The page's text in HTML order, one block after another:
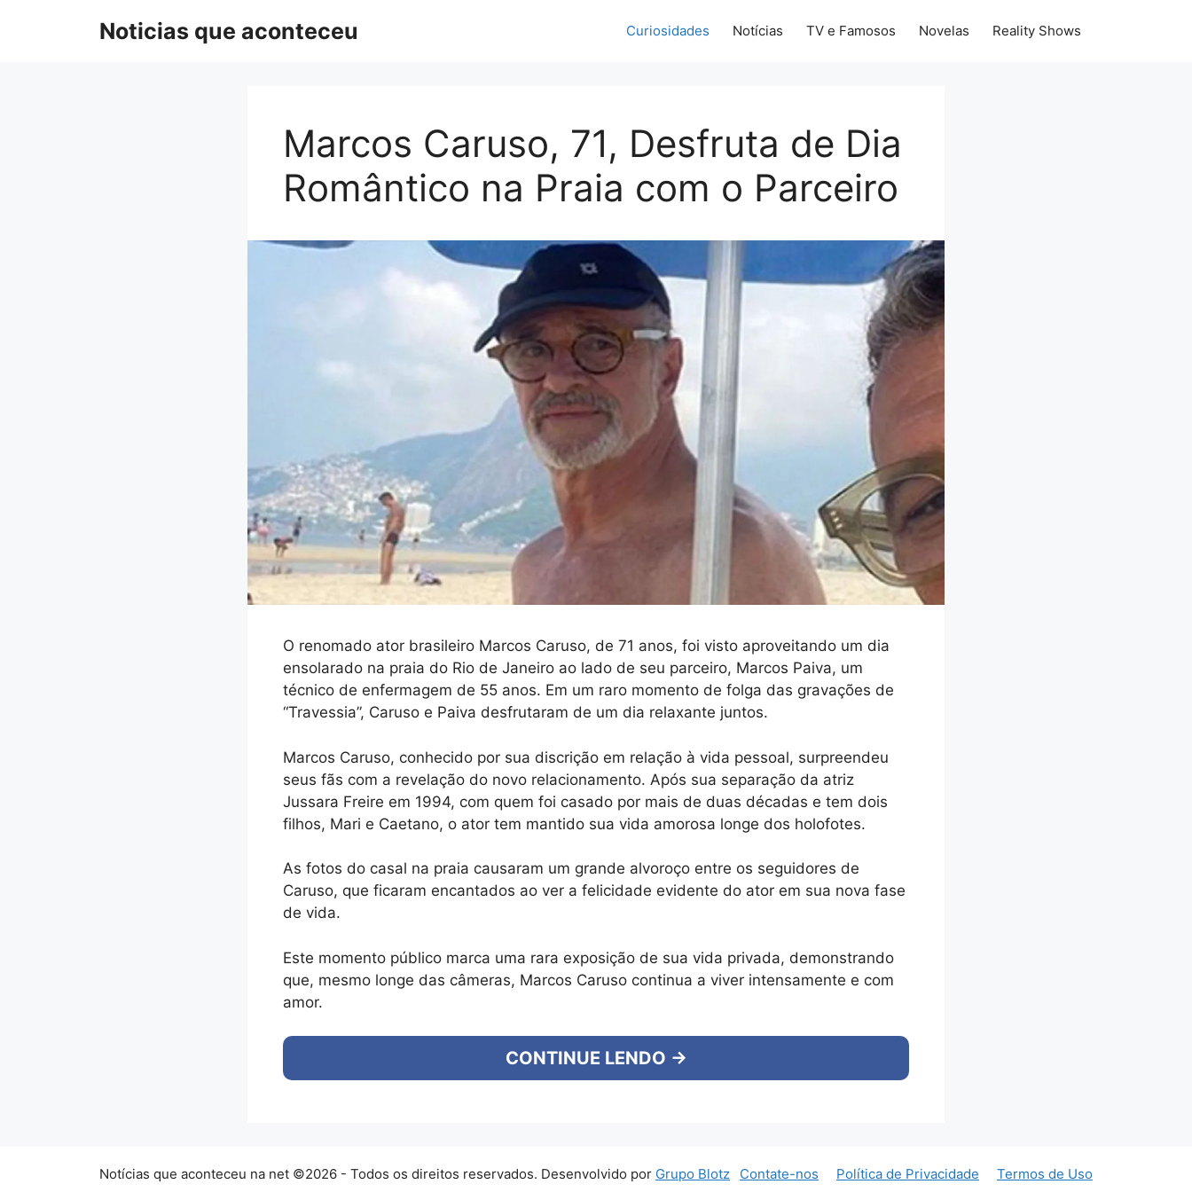
Noticias que aconteceu Curiosidades Notícias TV e Famosos Novelas Reality Shows
Marcos Caruso, 71, Desfruta de Dia
Romântico na Praia com o Parceiro
O renomado ator brasileiro Marcos Caruso, de 71 anos, foi visto aproveitando um dia
ensolarado na praia do Rio de Janeiro ao lado de seu parceiro, Marcos Paiva, um
técnico de enfermagem de 55 anos. Em um raro momento de folga das gravações de
“Travessia”, Caruso e Paiva desfrutaram de um dia relaxante juntos.
Marcos Caruso, conhecido por sua discrição em relação à vida pessoal, surpreendeu
seus fãs com a revelação do novo relacionamento. Após sua separação da atriz
Jussara Freire em 1994, com quem foi casado por mais de duas décadas e tem dois
filhos, Mari e Caetano, o ator tem mantido sua vida amorosa longe dos holofotes.
As fotos do casal na praia causaram um grande alvoroço entre os seguidores de
Caruso, que ficaram encantados ao ver a felicidade evidente do ator em sua nova fase
de vida.
Este momento público marca uma rara exposição de sua vida privada, demonstrando
que, mesmo longe das câmeras, Marcos Caruso continua a viver intensamente e com
amor.
CONTINUE LENDO →
Contate-nos Política de Privacidade Termos de Uso
Notícias que aconteceu na net ©2026 - Todos os direitos reservados. Desenvolvido por Grupo Blotz